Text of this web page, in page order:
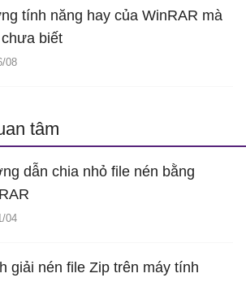
tính năng hay của WinRAR mà
chưa biết
08
tâm
dẫn chia nhỏ file nén bằng
04
giải nén file Zip trên máy tính